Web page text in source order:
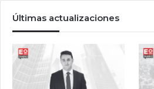
Últimas actualizaciones